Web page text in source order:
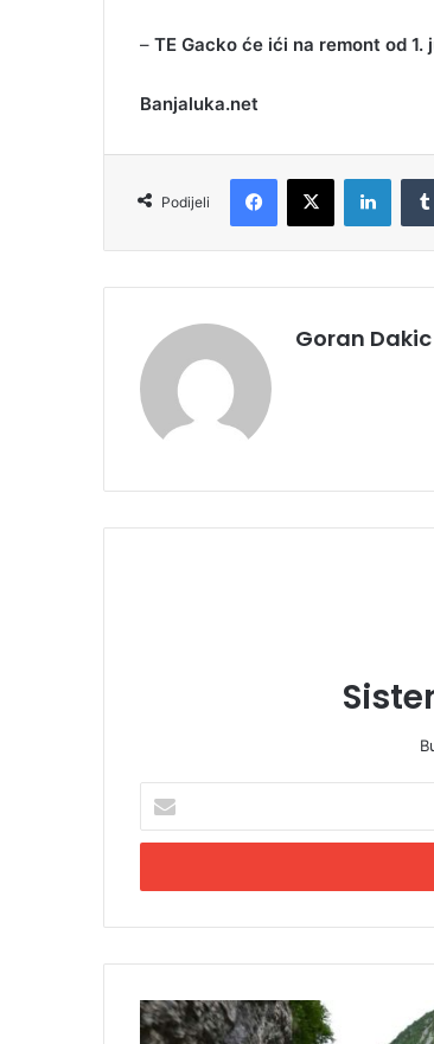
– TE Gacko će ići na remont od
Banjaluka.net
Podijeli
Goran Dakic
e
i
E
a
O
b